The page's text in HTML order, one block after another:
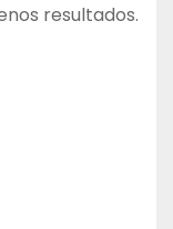
resultados.